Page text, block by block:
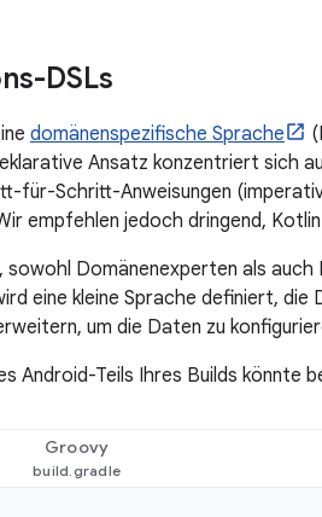
DSLs
domänenspezifische Sprache
Ansatz konzentriert sich
für-Schritt-Anweisungen
empfehlen jedoch dringend,
sowohl Domänenexperten als
eine kleine Sprache definiert,
um die Daten zu
Android-Teils Ihres Builds könnte
Groovy